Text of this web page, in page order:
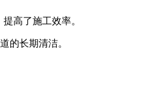
高了施工效率。
的长期清洁。